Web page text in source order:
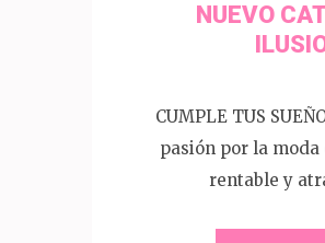
NUEVO
CUMPLE TUS
pasión por la moda
rentable y